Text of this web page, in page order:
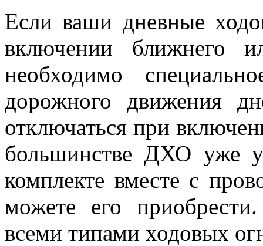
Если ваши дневные
включении ближнего
необходимо
дорожного движения
отключаться при
большинстве ДХО уже
комплекте вместе с
можете его
всеми типами ходовых